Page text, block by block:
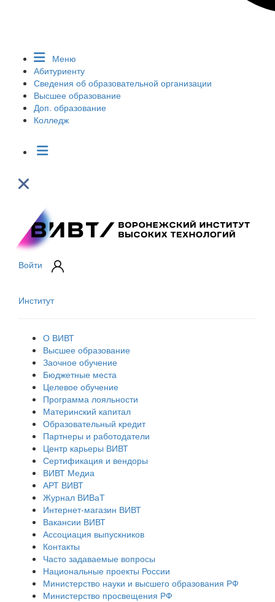
Меню
Абитуриенту
Сведения об образовательной организации
Высшее образование
Доп. образование
Колледж
Войти
Институт
О ВИВТ
Высшее образование
Заочное обучение
Бюджетные места
Целевое обучение
Программа лояльности
Материнский капитал
Образовательный кредит
Партнеры и работодатели
Центр карьеры ВИВТ
Сертификация и вендоры
ВИВТ Медиа
АРТ ВИВТ
Журнал ВИВаТ
Интернет-магазин ВИВТ
Вакансии ВИВТ
Ассоциация выпускников
Контакты
Часто задаваемые вопросы
Национальные проекты России
Министерство науки и высшего образования РФ
Министерство просвещения РФ